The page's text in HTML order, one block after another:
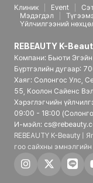
Клиник Event
Мэдэгдэл
Үйлчилгээний
REBEAUTY K-
Компани: Бьюти
Бүртгэлийн дугаар:
Хаяг: Солонгос Улс,
55, Коолон Сайенс
Хэрэглэгчийн
09:00 - 18:00
И-мэйл:
REBEAUTY K-Beauty |
гоо сайхны